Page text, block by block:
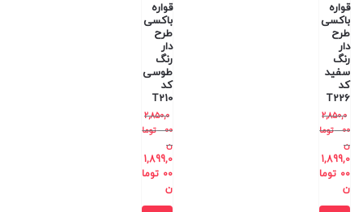
قواره
باکسی
طرح
دار
رنگ
سفید
کد
T226
2,850,0
00
توما
ن
1,899,0
00 توما
ن
قواره
باکسی
طرح
دار
رنگ
طوسی
کد
T210
2,850,0
00
توما
ن
1,899,0
00 توما
ن